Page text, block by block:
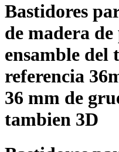
Bastidores
de madera de
ensamble del
referencia
36 mm de
tambien 3D